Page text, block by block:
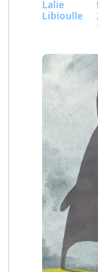
Lalie
Libioulle